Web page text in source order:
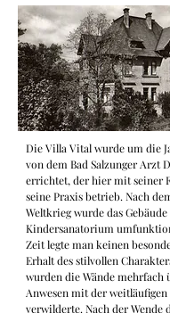
Die Villa Vital wurde um die
von dem Bad Salzunger Arzt
errichtet, der hier mit seiner
seine Praxis betrieb. Nach
Weltkrieg wurde das
Kindersanatorium
Zeit legte man keinen
Erhalt des stilvollen
wurden die Wände mehrfach
Anwesen mit der weitläufigen
verwilderte. Nach der Wende